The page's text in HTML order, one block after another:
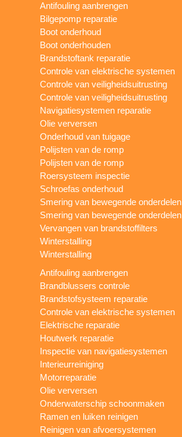
Antifouling aanbrengen
Bilgepomp reparatie
Boot onderhoud
Boot onderhouden
Brandstoftank reparatie
Controle van elektrische systemen
Controle van veiligheidsuitrusting
Controle van veiligheidsuitrusting
Navigatiesystemen reparatie
Olie verversen
Onderhoud van tuigage
Polijsten van de romp
Polijsten van de romp
Roersysteem inspectie
Schroefas onderhoud
Smering van bewegende onderdelen
Smering van bewegende onderdelen
Vervangen van brandstoffilters
Winterstalling
Winterstalling
Antifouling aanbrengen
Brandblussers controle
Brandstofsysteem reparatie
Controle van elektrische systemen
Elektrische reparatie
Houtwerk reparatie
Inspectie van navigatiesystemen
Interieurreiniging
Motorreparatie
Olie verversen
Onderwaterschip schoonmaken
Ramen en luiken reinigen
Reinigen van afvoersystemen